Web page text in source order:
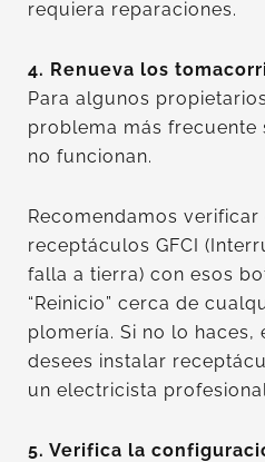
requiera reparaciones.
4. Renueva los
Para algunos
problema más frecuente
no funcionan.
Recomendamos verificar
receptáculos GFCI
falla a tierra) con esos
“Reinicio” cerca de
plomería. Si no lo haces,
desees instalar
un electricista
5. Verifica la